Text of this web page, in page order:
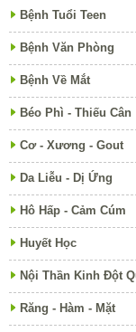
Bệnh Tuổi Teen
Bệnh Văn Phòng
Bệnh Về Mắt
Béo Phì - Thiếu Cân
Cơ - Xương - Gout
Da Liễu - Dị Ứng
Hô Hấp - Cảm Cúm
Huyết Học
Nội Thần Kinh Đột
Răng - Hàm - Mặt